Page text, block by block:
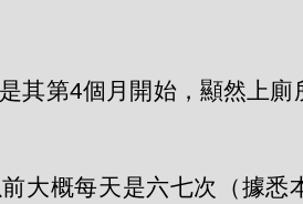
其第4個月開始，顯然上廁
大概每天是六七次（據悉